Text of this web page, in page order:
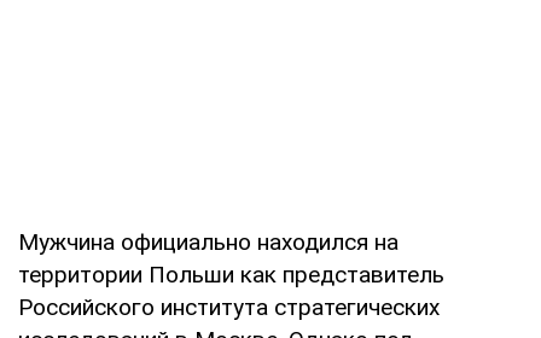
Мужчина официально находился на
территории Польши как представитель
Российского института стратегических